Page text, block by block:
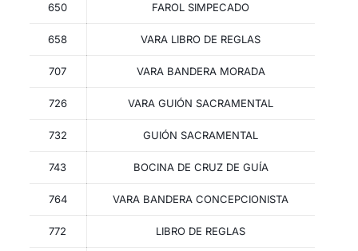
650 FAROL SIMPECADO
658 VARA LIBRO DE REGLAS
707 VARA BANDERA MORADA
726 VARA GUIÓN SACRAMENTAL
732 GUIÓN SACRAMENTAL
743 BOCINA DE CRUZ DE GUÍA
764 VARA BANDERA CONCEPCIONISTA
772 LIBRO DE REGLAS